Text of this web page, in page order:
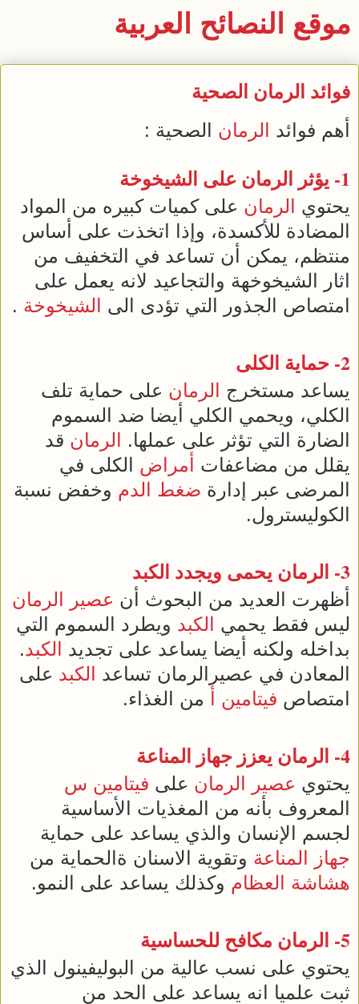
موقع النصائح العربية
فوائد الرمان الصحية
أهم فوائد الرمان الصحية :
1- يؤثر الرمان على الشيخوخة
يحتوي الرمان على كميات كبيره من المواد
المضادة للأكسدة، وإذا اتخذت على أساس
منتظم، يمكن أن تساعد في التخفيف من
اثار الشيخوخهة والتجاعيد لانه يعمل على
امتصاص الجذور التي تؤدى الى الشيخوخة .
2- حماية الكلى
يساعد مستخرج الرمان على حماية تلف
الكلي، ويحمي الكلي أيضا ضد السموم
الضارة التي تؤثر على عملها. الرمان قد
يقلل من مضاعفات أمراض الكلى في
المرضى عبر إدارة ضغط الدم وخفض نسبة
الكوليسترول.
3- الرمان يحمى ويجدد الكبد
أظهرت العديد من البحوث أن عصير الرمان
ليس فقط يحمي الكبد ويطرد السموم التي
بداخله ولكنه أيضا يساعد على تجديد الكبد.
المعادن في عصيرالرمان تساعد الكبد على
امتصاص فيتامين أ من الغذاء.
4- الرمان يعزز جهاز المناعة
يحتوي عصير الرمان على فيتامين س
المعروف بأنه من المغذيات الأساسية
لجسم الإنسان والذي يساعد على حماية
جهاز المناعة وتقوية الاسنان ةالحماية من
هشاشة العظام وكذلك يساعد على النمو.
5- الرمان مكافح للحساسية
يحتوي على نسب عالية من البوليفينول الذي
ثبت علميا انه يساعد على الحد من